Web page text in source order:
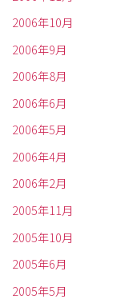
2006年10月
2006年9月
2006年8月
2006年6月
2006年5月
2006年4月
2006年2月
2005年11月
2005年10月
2005年6月
2005年5月